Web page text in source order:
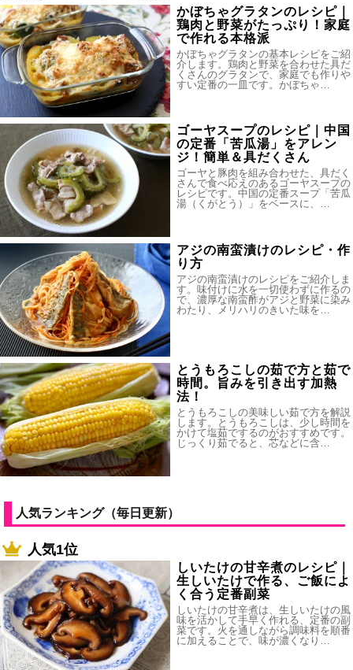
かぼちゃグラタンのレシピ｜
鶏肉と野菜がたっぷり！家庭
で作れる本格派
かぼちゃグラタンの基本レシピをご紹
介します。鶏肉と野菜を合わせた具だ
くさんのグラタンで、家庭でも作りや
すい定番の一皿です。かぼちゃ…
ゴーヤスープのレシピ｜中国
の定番「苦瓜湯」をアレン
ジ！簡単＆具だくさん
ゴーヤと豚肉を組み合わせた、具だく
さんで食べ応えのあるゴーヤスープの
レシピです。中国の定番スープ「苦瓜
湯（くがとう）」をベースに、…
アジの南蛮漬けのレシピ・作
り方
アジの南蛮漬けのレシピをご紹介しま
す。味付けに水を一切使わずに作るの
で、濃厚な南蛮酢がアジと野菜に染み
わたり、メリハリのきいた味を…
とうもろこしの茹で方と茹で
時間。旨みを引き出す加熱
法！
とうもろこしの美味しい茹で方を解説
します。とうもろこしは、少し時間を
かけて塩茹でするのがおすすめです。
じっくり茹でると、芯などに含…
人気ランキング（毎日更新）
人気1位
しいたけの甘辛煮のレシピ｜
生しいたけで作る、ご飯によ
く合う定番副菜
しいたけの甘辛煮は、生しいたけの風
味を活かして手早く作れる、定番の副
菜です。火を通しながら調味料を順番
に加えることで、味が濃くなり…